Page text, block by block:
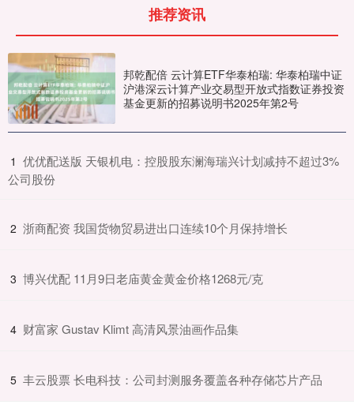
推荐资讯
邦乾配倍 云计算ETF华泰柏瑞: 华泰柏瑞中证
沪港深云计算产业交易型开放式指数证券投资
基金更新的招募说明书2025年第2号
1 ​优优配送版 天银机电：控股股东澜海瑞兴计划减持不超过3%
公司股份
2 ​浙商配资 我国货物贸易进出口连续10个月保持增长
3 ​博兴优配 11月9日老庙黄金黄金价格1268元/克
4 ​财富家 Gustav Klimt 高清风景油画作品集
5 ​丰云股票 长电科技：公司封测服务覆盖各种存储芯片产品